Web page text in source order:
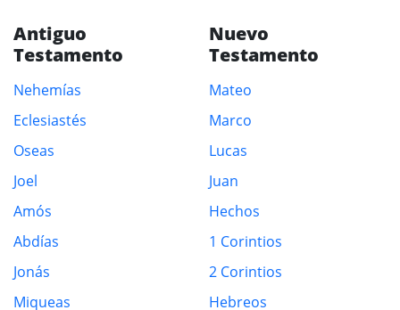
Antiguo
Testamento
Nehemías
Eclesiastés
Oseas
Joel
Amós
Abdías
Jonás
Miqueas
Nuevo
Testamento
Mateo
Marco
Lucas
Juan
Hechos
1 Corintios
2 Corintios
Hebreos